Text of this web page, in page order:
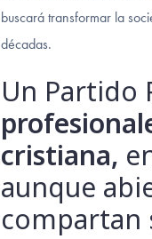
buscará transformar la
décadas.
Un
cristiana,
aunque
compartan